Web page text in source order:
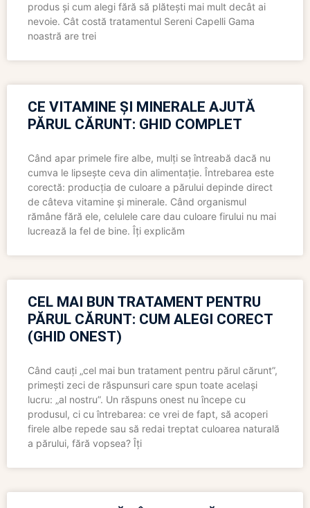
produs și cum alegi fără să plătești mai mult decât ai
nevoie. Cât costă tratamentul Sereni Capelli Gama
noastră are trei
CE VITAMINE ȘI MINERALE AJUTĂ
PĂRUL CĂRUNT: GHID COMPLET
Când apar primele fire albe, mulți se întreabă dacă nu
cumva le lipsește ceva din alimentație. Întrebarea este
corectă: producția de culoare a părului depinde direct
de câteva vitamine și minerale. Când organismul
rămâne fără ele, celulele care dau culoare firului nu mai
lucrează la fel de bine. Îți explicăm
CEL MAI BUN TRATAMENT PENTRU
PĂRUL CĂRUNT: CUM ALEGI CORECT
(GHID ONEST)
Când cauți „cel mai bun tratament pentru părul cărunt”,
primești zeci de răspunsuri care spun toate același
lucru: „al nostru”. Un răspuns onest nu începe cu
produsul, ci cu întrebarea: ce vrei de fapt, să acoperi
firele albe repede sau să redai treptat culoarea naturală
a părului, fără vopsea? Îți